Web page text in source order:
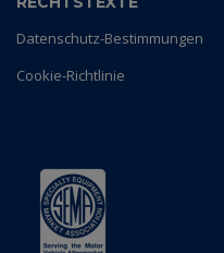
Datenschutz-Bestimmungen
Cookie-Richtlinie